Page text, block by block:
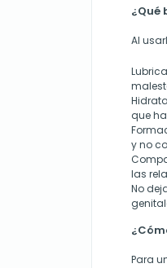
¿Qué
Al
que
y no
las
No
Para